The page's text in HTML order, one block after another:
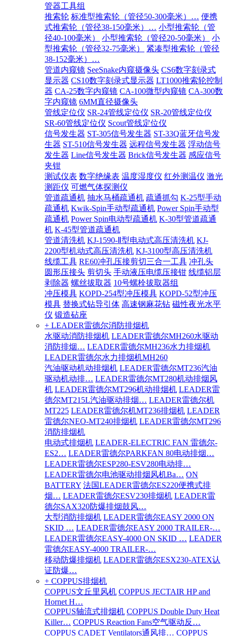
管器工具组
推索轮 标准型推索轮（管径50-300毫米）… 便携
式推索轮（管径38-150毫米）… 小型推索轮（管
径40-100毫米）
小型推索轮（管径20-50毫米）
小
型推索轮（管径32-75毫米）
紧凑型推索轮（管径
38-152毫米）…
管道内窥镜 SeeSnake内窥摄像头 CS6数字刻录式
显示器 CS10数字刻录式显示器 LT1000推索轮控制
器 CA-25数字内窥镜 CA-100微型内窥镜 CA-300数
字内窥镜 6MM直径摄像头
管线定位仪 SR-24管线定位仪 SR-20管线定位仪
SR-60管线定位仪 Scout管线定位仪
信号发生器 ST-305信号发生器 ST-33Q蓝牙信号发
生器 ST-510信号发生器 远程信号发生器 浮动信号
发生器 Line信号发生器 Brick信号发生器 感应信号
夹钳
测试仪表 数字绝缘表 温度湿度仪 红外测温仪 激光
测距仪 可燃气体探测仪
管道疏通机 抽水马桶疏通机 疏通抓勾 K-25型手动
疏通机 Kwik-Spin手动型疏通机 Power Spin手动型
疏通机 Power Spin电动型疏通机 K-30型管道疏通
机 K-45型管道疏通机
管道清洗机 KJ-1590-Ⅱ型电动式高压清洗机 KJ-
2200型机动式高压清洗机 KJ-3100型高压清洗机
线缆工具 RE60冲孔压接剪切三合一工具 冲孔头
圆形压接头 剪切头 手动液压电缆压接钳 线缆铝层
剥除器 螺丝拔取器 10号螺栓拔取器组
冲压模具 KOPD-254型冲压模具 KOPD-52型冲压
模具 替换式钻导引体 高速钢麻花钻 磁性夜光水平
仪 锻造砧座
+ LEADER雷德尔消防排烟机
水驱动消防排烟机 LEADER雷德尔MH260水驱动
消防排烟… LEADER雷德尔MH236水力排烟机
LEADER雷德尔水力排烟机MH260
汽油驱动机动排烟机 LEADER雷德尔MT236汽油
驱动机动排… LEADER雷德尔MT280机动排烟风
机 LEADER雷德尔MT296机动排烟机 LEADER雷
德尔MT215L汽油驱动排烟… LEADER雷德尔机
MT225 LEADER雷德尔机MT236排烟机 LEADER
雷德尔NEO-MT240排烟机 LEADER雷德尔MT296
消防排烟机
电动式排烟机 LEADER-ELECTRIC FAN 雷德尔-
ES2… LEADER雷德尔PARKFAN 80电动排烟…
LEADER雷德尔ESP280-ESV280电动排…
LEADER雷德尔电池驱动排烟风机Ba… ON
BATTERY 法国LEADER雷德尔ES220便携式排
烟… LEADER雷德尔ESV230排烟机 LEADER雷
德尔SAX320防爆排烟鼓风…
大型消防排烟机 LEADER雷德尔EASY 2000 ON
SKID … LEADER雷德尔EASY 2000 TRAILER-…
LEADER雷德尔EASY-4000 ON SKID … LEADER
雷德尔EASY-4000 TRAILER-…
移动防爆排烟机 LEADER雷德尔ESX230-ATEX认
证防爆…
+ COPPUS排烟机
COPPUS文丘里风机 COPPUS JECTAIR HP and
Hornet H…
COPPUS轴流式排烟机 COPPUS Double Duty Heat
Killer… COPPUS Reaction Fans空气驱动反…
COPPUS CADET Ventilators通风排… COPPUS